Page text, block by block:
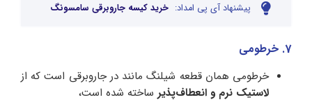
پیشنهاد آی پی امداد: خرید کیسه جاروبرقی سامسونگ
7. خرطومی
خرطومی همان قطعه شیلنگ مانند در جاروبرقی است که از
لاستیک نرم و انعطاف‌پذیر ساخته شده است،